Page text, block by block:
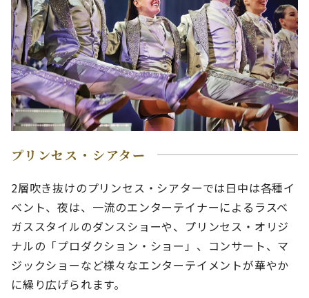
プリンセス・シアター
2層吹き抜けのプリンセス・シアターでは日中は各種イ
ベント、夜は、一流のエンターテイナーによるラスベ
ガススタイルのダンスショーや、プリンセス・オリジ
ナルの「プロダクション・ショー」、コンサート、マ
ジックショーなど様々なエンターテイメントが華やか
に繰り広げられます。